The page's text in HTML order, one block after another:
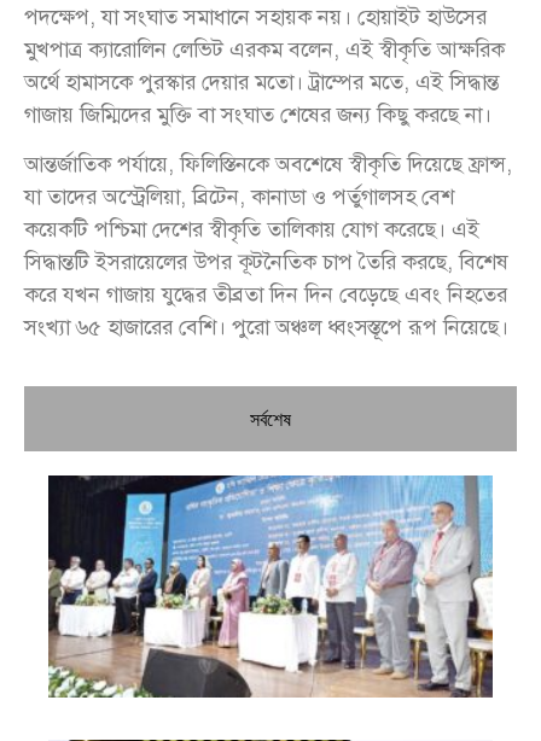
পদক্ষেপ, যা সংঘাত সমাধানে সহায়ক নয়। হোয়াইট হাউসের
মুখপাত্র ক্যারোলিন লেভিট এরকম বলেন, এই স্বীকৃতি আক্ষরিক
অর্থে হামাসকে পুরস্কার দেয়ার মতো। ট্রাম্পের মতে, এই সিদ্ধান্ত
গাজায় জিম্মিদের মুক্তি বা সংঘাত শেষের জন্য কিছু করছে না।
আন্তর্জাতিক পর্যায়ে, ফিলিস্তিনকে অবশেষে স্বীকৃতি দিয়েছে ফ্রান্স,
যা তাদের অস্ট্রেলিয়া, ব্রিটেন, কানাডা ও পর্তুগালসহ বেশ
কয়েকটি পশ্চিমা দেশের স্বীকৃতি তালিকায় যোগ করেছে। এই
সিদ্ধান্তটি ইসরায়েলের উপর কূটনৈতিক চাপ তৈরি করছে, বিশেষ
করে যখন গাজায় যুদ্ধের তীব্রতা দিন দিন বেড়েছে এবং নিহতের
সংখ্যা ৬৫ হাজারের বেশি। পুরো অঞ্চল ধ্বংসস্তূপে রূপ নিয়েছে।
সর্বশেষ